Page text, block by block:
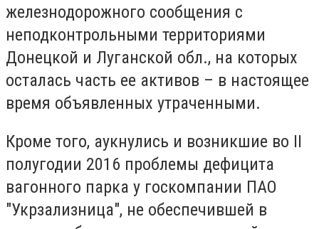
железнодорожного сообщения с
неподконтрольными территориями
Донецкой и Луганской обл., на которых
осталась часть ее активов – в настоящее
время объявленных утраченными.
Кроме того, аукнулись и возникшие во II
полугодии 2016 проблемы дефицита
вагонного парка у госкомпании ПАО
"Укрзализница", не обеспечившей в